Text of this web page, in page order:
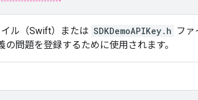
イル（Swift）または SDKDemoAPIKey.h ファ
の問題を登録するために使用されます。